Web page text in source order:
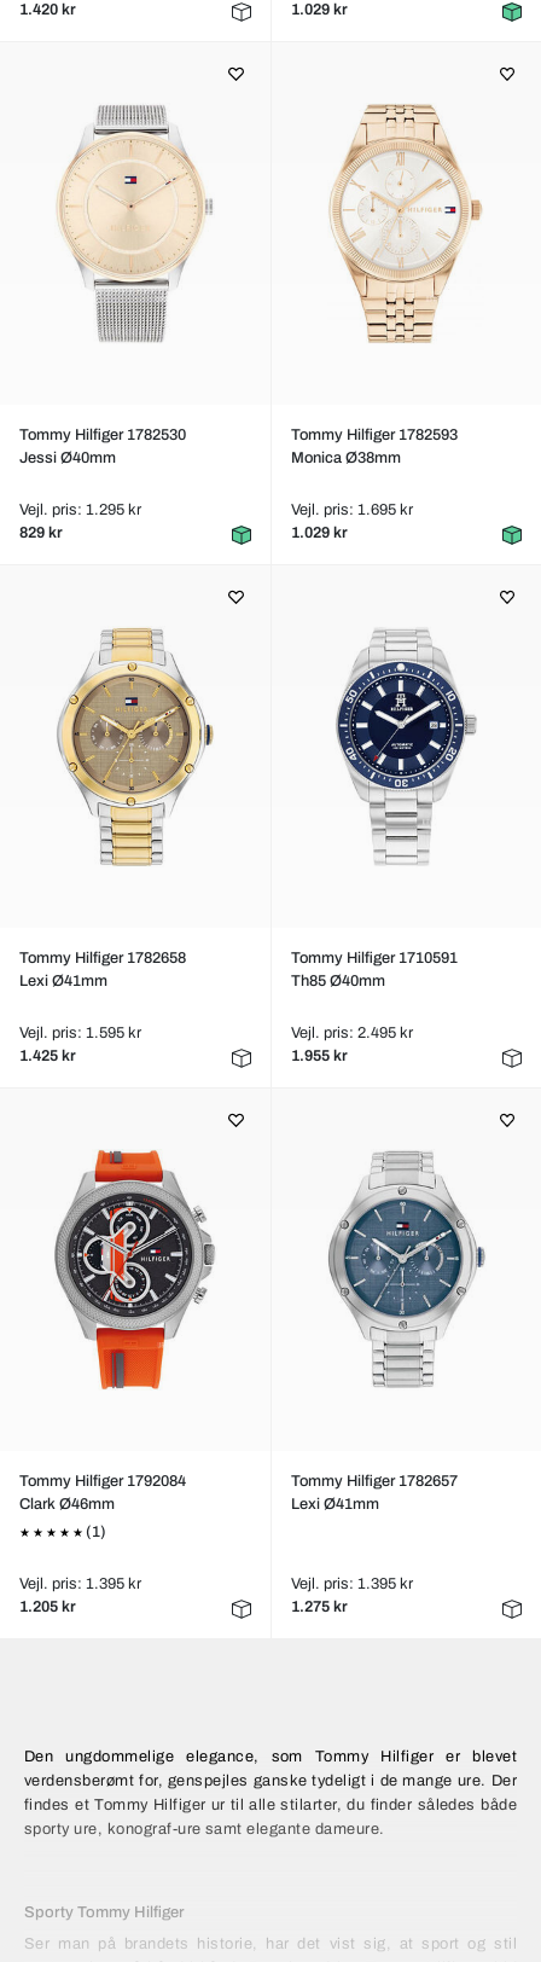
1.420 kr
1.029 kr
Tommy Hilfiger 1782530
Jessi Ø40mm
Vejl. pris: 1.295 kr
829 kr
Tommy Hilfiger 1782593
Monica Ø38mm
Vejl. pris: 1.695 kr
1.029 kr
Tommy Hilfiger 1782658
Lexi Ø41mm
Vejl. pris: 1.595 kr
1.425 kr
Tommy Hilfiger 1710591
Th85 Ø40mm
Vejl. pris: 2.495 kr
1.955 kr
Tommy Hilfiger 1792084
Clark Ø46mm
(1)
Vejl. pris: 1.395 kr
1.205 kr
Tommy Hilfiger 1782657
Lexi Ø41mm
Vejl. pris: 1.395 kr
1.275 kr
Den ungdommelige elegance, som Tommy Hilfiger er blevet
verdensberømt for, genspejles ganske tydeligt i de mange ure. Der
findes et Tommy Hilfiger ur til alle stilarter, du finder således både
sporty ure, konograf-ure samt elegante dameure.
Sporty Tommy Hilfiger
Ser man på brandets historie, har det vist sig, at sport og stil